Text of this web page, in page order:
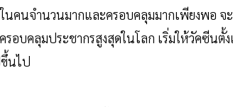
นคนจำนวนมากและครอบคลุมมากเพียงพอ จ
รอบคลุมประชากรสูงสุดในโลก เริ่มให้วัคซีนตั้
นไป